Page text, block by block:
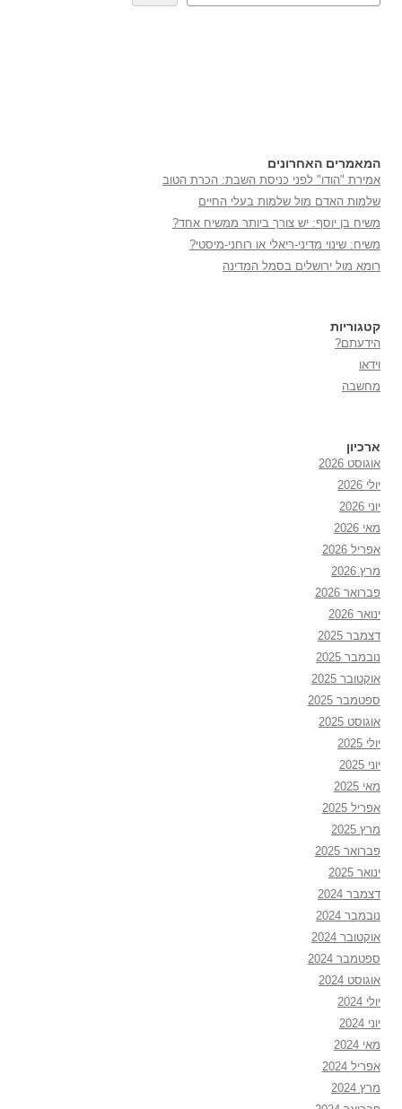
המאמרים האחרונים
אמירת "הודו" לפני כניסת השבת: הכרת הטוב
שלמות האדם מול שלמות בעלי החיים
משיח בן יוסף: יש צורך ביותר ממשיח אחד?
משיח: שינוי מדיני-ריאלי או רוחני-מיסטי?
רומא מול ירושלים בסמל המדינה
קטגוריות
הידעתם?
וידאו
מחשבה
ארכיון
אוגוסט 2026
יולי 2026
יוני 2026
מאי 2026
אפריל 2026
מרץ 2026
פברואר 2026
ינואר 2026
דצמבר 2025
נובמבר 2025
אוקטובר 2025
ספטמבר 2025
אוגוסט 2025
יולי 2025
יוני 2025
מאי 2025
אפריל 2025
מרץ 2025
פברואר 2025
ינואר 2025
דצמבר 2024
נובמבר 2024
אוקטובר 2024
ספטמבר 2024
אוגוסט 2024
יולי 2024
יוני 2024
מאי 2024
אפריל 2024
מרץ 2024